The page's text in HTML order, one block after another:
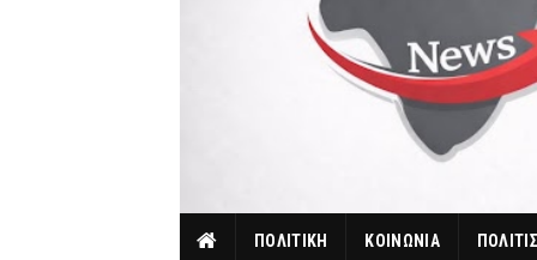
ΠΟΛΙΤΙΚΗ ΚΟΙΝΩΝΙΑ